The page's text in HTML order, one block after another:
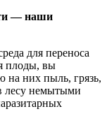
— наши
для переноса
плоды, вы
на них пыль, грязь,
лесу немытыми